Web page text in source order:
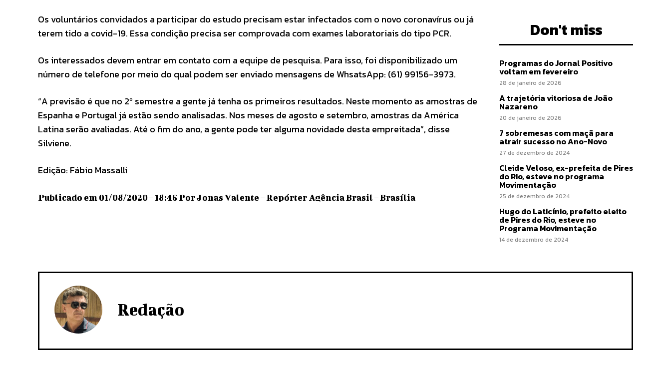
Os voluntários convidados a participar do estudo precisam estar infectados com o novo coronavírus ou já
terem tido a covid-19. Essa condição precisa ser comprovada com exames laboratoriais do tipo PCR.
Os interessados devem entrar em contato com a equipe de pesquisa. Para isso, foi disponibilizado um
número de telefone por meio do qual podem ser enviado mensagens de WhsatsApp: (61) 99156-3973.
“A previsão é que no 2º semestre a gente já tenha os primeiros resultados. Neste momento as amostras de
Espanha e Portugal já estão sendo analisadas. Nos meses de agosto e setembro, amostras da América
Latina serão avaliadas. Até o fim do ano, a gente pode ter alguma novidade desta empreitada”, disse
Silviene.
Edição: Fábio Massalli
Publicado em 01/08/2020 – 18:46 Por Jonas Valente – Repórter Agência Brasil – Brasília
Don't miss
Programas do Jornal Positivo
voltam em fevereiro
28 de janeiro de 2026
A trajetória vitoriosa de João
Nazareno
20 de janeiro de 2026
7 sobremesas com maçã para
atrair sucesso no Ano-Novo
27 de dezembro de 2024
Cleide Veloso, ex-prefeita de Pires
do Rio, esteve no programa
Movimentação
25 de dezembro de 2024
Hugo do Laticínio, prefeito eleito
de Pires do Rio, esteve no
Programa Movimentação
14 de dezembro de 2024
Redação